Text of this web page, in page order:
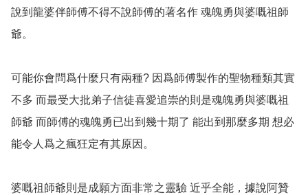
說到龍婆伴師傅不得不說師傅的著名作 魂魄勇與婆嘅祖師
爺。
可能你會問爲什麼只有兩種? 因爲師傅製作的聖物種類其實
不多 而最受大批弟子信徒喜愛追崇的則是魂魄勇與婆嘅祖
師爺 而師傅的魂魄勇已出到幾十期了 能出到那麼多期 想必
能令人爲之瘋狂定有其原因。
婆嘅祖師爺則是成願方面非常之靈驗 近乎全能，據說阿贊